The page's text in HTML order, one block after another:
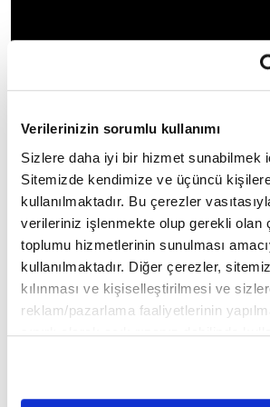
Verilerinizin sorumlu kullanımı
Sizlere daha iyi bir hizmet sunabilmek
Sitemizde kendimize ve üçüncü
kullanılmaktadır. Bu çerezler
verileriniz işlenmekte olup gerekli olan
toplumu hizmetlerinin sunulması
kullanılmaktadır. Diğer çerezler,
kılınması ve kişiselleştirilmesi ve
reklam/pazarlama faaliyetlerinin
sınırlı olarak açık rızanız dahilinde
belirleyebilirsiniz. Çerezlere ilişkin
Ayarlar butonuna tıklayabilir,Çerez
🔹 Şaban ayından itibaren
Ramazan ayına bir gün kala
idrak edilir. Akraba, dost ve
birlikte girmesine vesile olan
içmenin yanı sıra Yemen halkı
Mübarek Ramazan ayı Yemen